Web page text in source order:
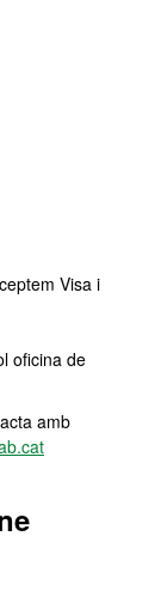
Visa i
oficina de
amb